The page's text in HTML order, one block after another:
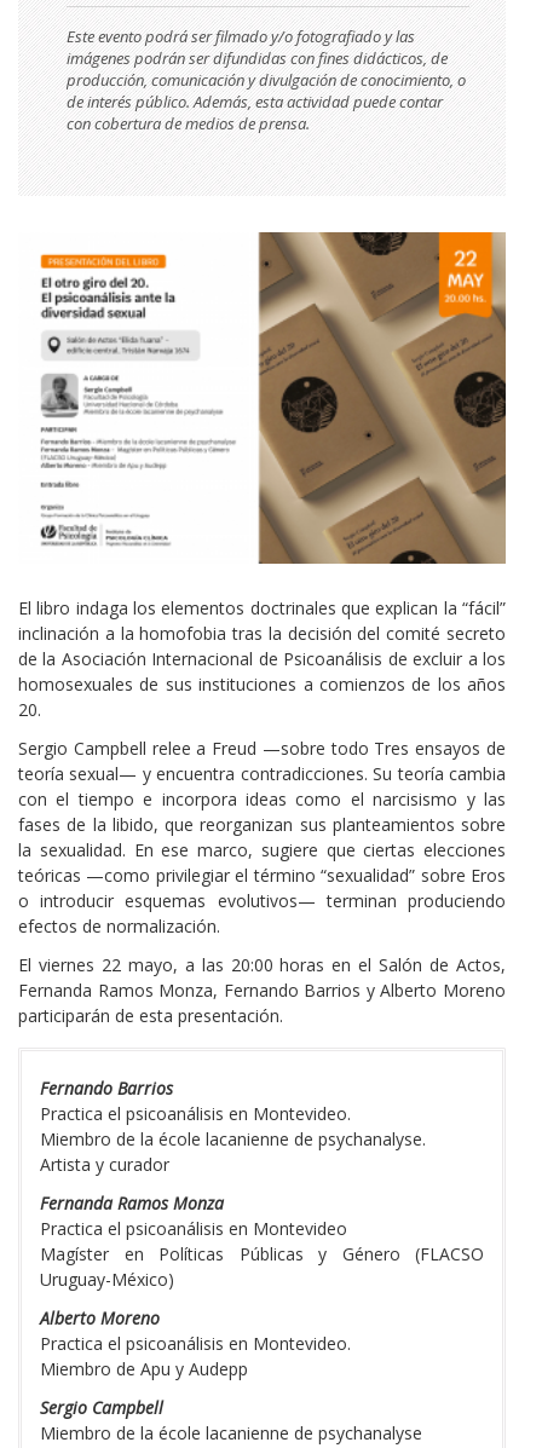
Este evento podrá ser filmado y/o fotografiado y las
imágenes podrán ser difundidas con fines didácticos, de
producción, comunicación y divulgación de conocimiento, o
de interés público. Además, esta actividad puede contar
con cobertura de medios de prensa.
El libro indaga los elementos doctrinales que explican la “fácil”
inclinación a la homofobia tras la decisión del comité secreto
de la Asociación Internacional de Psicoanálisis de excluir a los
homosexuales de sus instituciones a comienzos de los años
20.
Sergio Campbell relee a Freud —sobre todo Tres ensayos de
teoría sexual— y encuentra contradicciones. Su teoría cambia
con el tiempo e incorpora ideas como el narcisismo y las
fases de la libido, que reorganizan sus planteamientos sobre
la sexualidad. En ese marco, sugiere que ciertas elecciones
teóricas —como privilegiar el término “sexualidad” sobre Eros
o introducir esquemas evolutivos— terminan produciendo
efectos de normalización.
El viernes 22 mayo, a las 20:00 horas en el Salón de Actos,
Fernanda Ramos Monza, Fernando Barrios y Alberto Moreno
participarán de esta presentación.
de
los/as
Dictantes
Fernando Barrios
Practica el psicoanálisis en Montevideo.
Miembro de la école lacanienne de psychanalyse.
Artista y curador
Fernanda Ramos Monza
Practica el psicoanálisis en Montevideo
Magíster en Políticas Públicas y Género (FLACSO
Uruguay-México)
Alberto Moreno
Practica el psicoanálisis en Montevideo.
Miembro de Apu y Audepp
Sergio Campbell
Miembro de la école lacanienne de psychanalyse